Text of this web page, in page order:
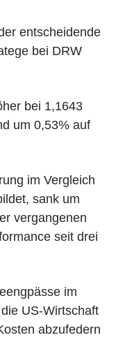
entscheidende
bei DRW
bei 1,1643
um 0,53% auf
im Vergleich
sank um
vergangenen
seit drei
im
US-Wirtschaft
abzufedern